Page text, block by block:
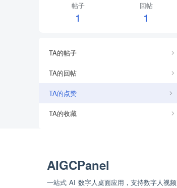
帖子
1
回帖
1
TA的帖子
TA的回帖
TA的点赞
TA的收藏
AIGCPanel
一站式 AI 数字人桌面应用，支持数字人视频